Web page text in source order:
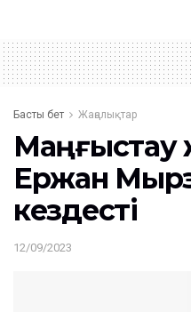
Басты бет Жаңалықтар
Маңғыстау
Ержан
кездесті
12/09/2023